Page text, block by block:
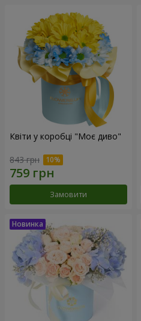
Квіти у коробці "Моє диво"
843 грн
Замовити